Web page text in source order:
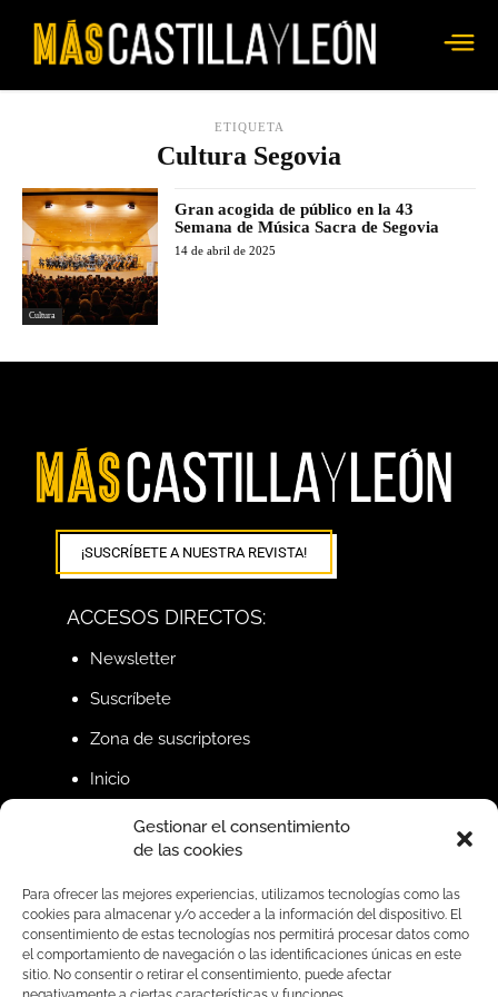
Gestionar el consentimiento
de las cookies
Para ofrecer las mejores experiencias, utilizamos tecnologías como las
cookies para almacenar y/o acceder a la información del dispositivo. El
consentimiento de estas tecnologías nos permitirá procesar datos como
el comportamiento de navegación o las identificaciones únicas en este
sitio. No consentir o retirar el consentimiento, puede afectar
ETIQUETA
Cultura Segovia
Cultura
Gran acogida de público en la 43
Semana de Música Sacra de Segovia
14 de abril de 2025
¡SUSCRÍBETE A NUESTRA REVISTA!
ACCESOS DIRECTOS:
Newsletter
Suscríbete
Zona de suscriptores
Inicio
SÍGUENOS EN REDES